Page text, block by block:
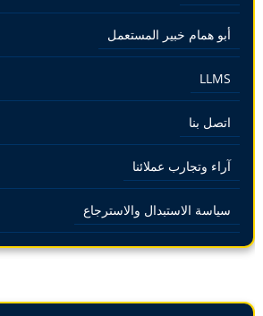
أبو همام خبير المستعمل
LLMS
اتصل بنا
آراء وتجارب عملائنا
سياسة الاستبدال والاسترجاع